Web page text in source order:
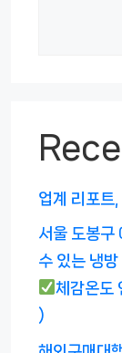
업계 리포트,
서울 도봉구
수 있는 냉
체감온도
)